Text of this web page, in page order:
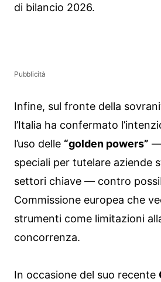
di bilancio 2026.
Pubblicità
Infine, sul fronte della
l’Italia ha confermato
l’uso delle “golden powers” —
speciali per tutelare aziende
settori chiave — contro
Commissione europea che
strumenti come limitazioni
concorrenza.
In occasione del suo recente